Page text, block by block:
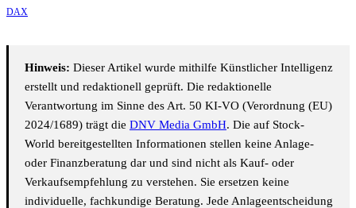
DAX
Hinweis: Dieser Artikel wurde mithilfe Künstlicher Intelligenz
erstellt und redaktionell geprüft. Die redaktionelle
Verantwortung im Sinne des Art. 50 KI-VO (Verordnung (EU)
2024/1689) trägt die DNV Media GmbH. Die auf Stock-
World bereitgestellten Informationen stellen keine Anlage-
oder Finanzberatung dar und sind nicht als Kauf- oder
Verkaufsempfehlung zu verstehen. Sie ersetzen keine
individuelle, fachkundige Beratung. Jede Anlageentscheidung